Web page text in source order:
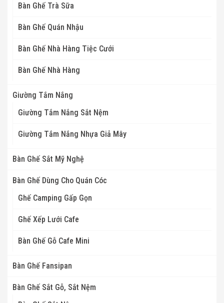
Bàn Ghế Trà Sữa
Bàn Ghế Quán Nhậu
Bàn Ghế Nhà Hàng Tiệc Cưới
Bàn Ghế Nhà Hàng
Giường Tắm Nắng
Giường Tắm Nắng Sắt Nệm
Giường Tắm Nắng Nhựa Giả Mây
Bàn Ghế Sắt Mỹ Nghệ
Bàn Ghế Dùng Cho Quán Cóc
Ghế Camping Gấp Gọn
Ghế Xếp Lưới Cafe
Bàn Ghế Gỗ Cafe Mini
Bàn Ghế Fansipan
Bàn Ghế Sắt Gỗ, Sắt Nệm